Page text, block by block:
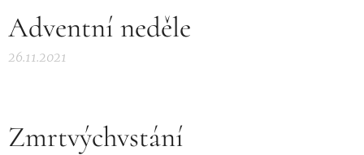
Adventní neděle
26.11.2021
Zmrtvýchvstání